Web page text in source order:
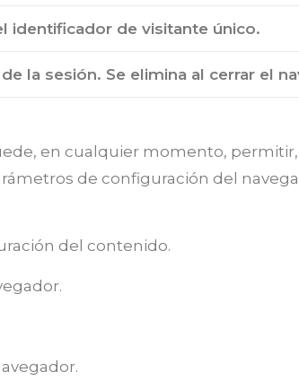
identificador de visitante único.
la sesión. Se elimina al cerrar el
en cualquier momento,
de configuración del
del contenido.